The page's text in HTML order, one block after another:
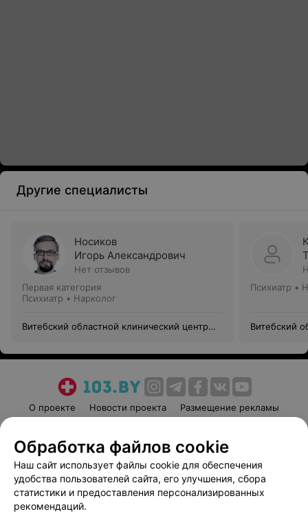
Другие специалисты
Носиков
Игорь Александрович
Нет отзывов
Первая категория
Психиатр • Нарколог
Витебский областной клинический центр
Психиатр •
Витебский
О проекте Новости проекта
Размещение рекламы
Пользовательское соглашение
Способы оплаты
Вакансии
Партнеры
Написать руководителю 103.by
Обработка файлов cookie
Наш сайт использует файлы cookie для обеспечения
удобства пользователей сайта, его улучшения, сбора
статистики и предоставления персонализированных
рекомендаций.